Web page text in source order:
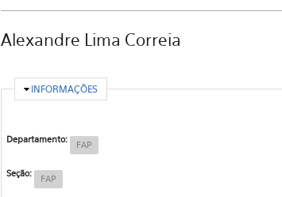
Alexandre Lima Correia
OCULTAR
INFORMAÇÕES
Departamento: FAP
Seção: FAP